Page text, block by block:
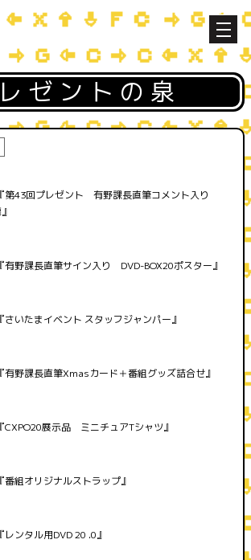
ゼントの泉
43回プレゼント 有野課長直筆コメント入り
野課長直筆サイン入り DVD-BOX20ポスター』
いたまイベント スタッフジャンパー』
野課長直筆Xmasカード＋番組グッズ詰合せ』
展示品 ミニチュアTシャツ』
組オリジナルストラップ』
ンタル用DVD 20 .0』